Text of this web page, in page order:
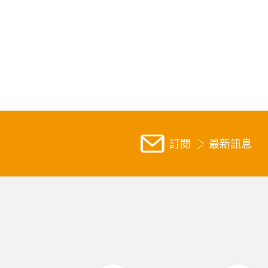
訂閱 最新訊息